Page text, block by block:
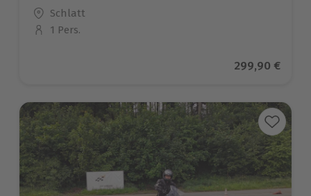
Standort
Schlatt
Anzahl der Teilnehmer
1 Pers.
Aktueller
299,90 €